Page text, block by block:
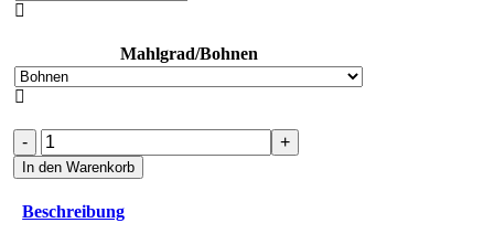

Mahlgrad/Bohnen

COLOMBIA
Dezalé
fair
naturnah
In den Warenkorb
Beschreibung